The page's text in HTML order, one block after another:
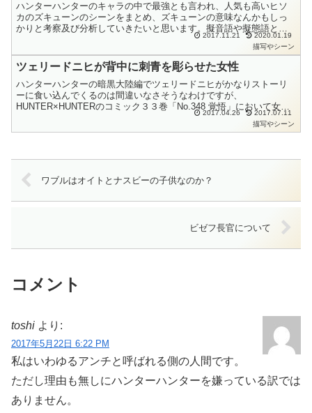
ハンターハンターのキャラの中で最強とも言われ、人気も高いヒソ
カのズキューンのシーンをまとめ、ズキューンの意味なんかもしっ
かりと考察及び分析していきたいと思います。擬音語や擬態語とし
てはズギューン、ズキィィン、ズキュウウゥゥンです。このヒソ
2017.11.21
2020.01.19
描写やシーン
ツェリードニヒが背中に刺青を彫らせた女性
ハンターハンターの暗黒大陸編でツェリードニヒがかなりストーリ
ーに食い込んでくるのは間違いなさそうなわけですが、
HUNTER×HUNTERのコミック３３巻「No.348 覚悟」において女性
が背中に刺青（いれずみ）を彫られているシーンがあります...
2017.04.26
2017.07.11
描写やシーン
ワブルはオイトとナスビーの子供なのか？
ビゼフ長官について
コメント
toshi より:
2017年5月22日 6:22 PM
私はいわゆるアンチと呼ばれる側の人間です。
ただし理由も無しにハンターハンターを嫌っている訳では
ありません。